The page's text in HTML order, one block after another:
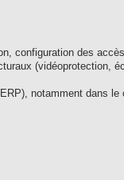
configuration des
(vidéoprotection,
notamment dans le